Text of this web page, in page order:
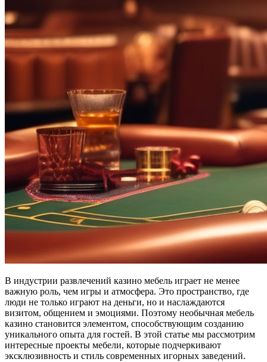
В индустрии развлечений казино мебель играет не менее
важную роль, чем игры и атмосфера. Это пространство, где
люди не только играют на деньги, но и наслаждаются
визитом, общением и эмоциями. Поэтому необычная мебель
казино становится элементом, способствующим созданию
уникального опыта для гостей. В этой статье мы рассмотрим
интересные проекты мебели, которые подчеркивают
эксклюзивность и стиль современных игорных заведений.